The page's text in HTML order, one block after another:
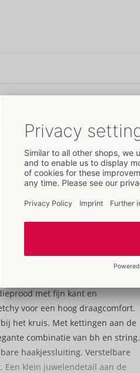
met fijn kant en
voor een hoog draagcomfort.
het kruis. Met kettingen aan de
combinatie van bh en string.
haakjessluiting. Verstelbare
klein juwelendetail aan de